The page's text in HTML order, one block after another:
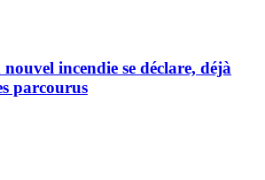
incendie se déclare, déjà
parcourus